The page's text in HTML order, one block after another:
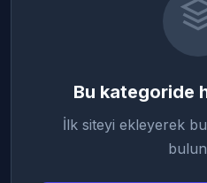
Bu kategoride
İlk siteyi ekleyerek